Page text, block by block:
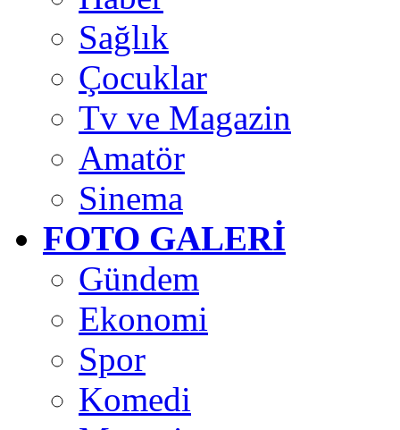
Sağlık
Çocuklar
Tv ve Magazin
Amatör
Sinema
FOTO GALERİ
Gündem
Ekonomi
Spor
Komedi